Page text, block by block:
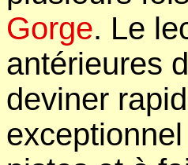
Gorge. Le
antérieures
deviner